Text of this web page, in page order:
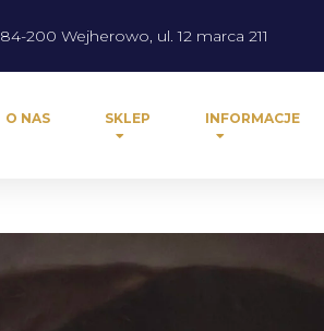
84-200 Wejherowo, ul. 12 marca 211
O NAS SKLEP INFORMACJE